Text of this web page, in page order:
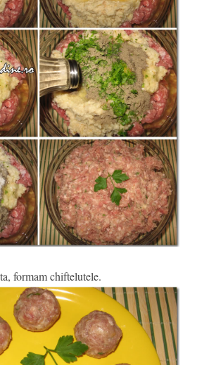
formam chiftelutele.